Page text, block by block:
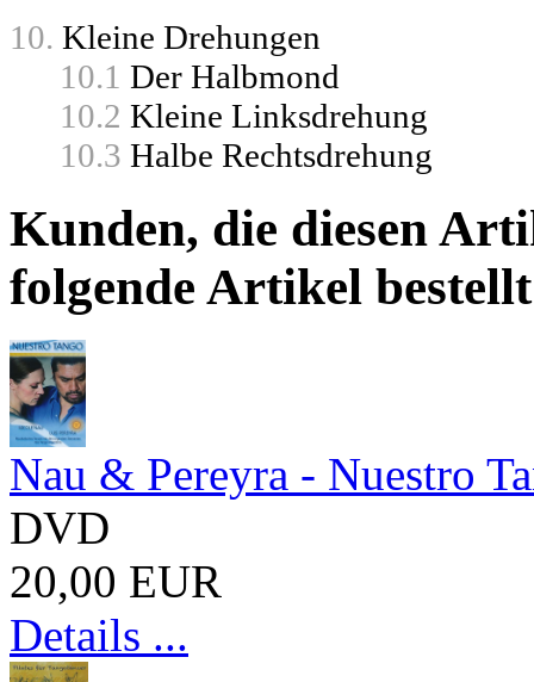
10. Kleine Drehungen
10.1 Der Halbmond
10.2 Kleine Linksdrehung
10.3 Halbe Rechtsdrehung
Kunden, die diesen
folgende Artikel
Nau & Pereyra - Nuestro
DVD
20,00 EUR
Details ...